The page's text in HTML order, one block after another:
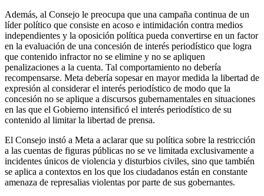
Además, al Consejo le preocupa que una campaña continua de un
líder político que consiste en acoso e intimidación contra medios
independientes y la oposición política pueda convertirse en un factor
en la evaluación de una concesión de interés periodístico que logra
que contenido infractor no se elimine y no se apliquen
penalizaciones a la cuenta. Tal comportamiento no debería
recompensarse. Meta debería sopesar en mayor medida la libertad de
expresión al considerar el interés periodístico de modo que la
concesión no se aplique a discursos gubernamentales en situaciones
en las que el Gobierno intensificó el interés periodístico de su
contenido al limitar la libertad de prensa.
El Consejo instó a Meta a aclarar que su política sobre la restricción
a las cuentas de figuras públicas no se ve limitada exclusivamente a
incidentes únicos de violencia y disturbios civiles, sino que también
se aplica a contextos en los que los ciudadanos están en constante
amenaza de represalias violentas por parte de sus gobernantes.